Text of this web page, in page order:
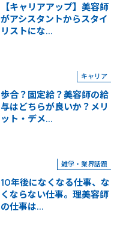
【キャリアアップ】美容師
がアシスタントからスタイ
リストにな...
キャリア
歩合？固定給？美容師の給
与はどちらが良いか？メリ
ット・デメ...
雑学・業界話題
10年後になくなる仕事、な
くならない仕事。理美容師
の仕事は...